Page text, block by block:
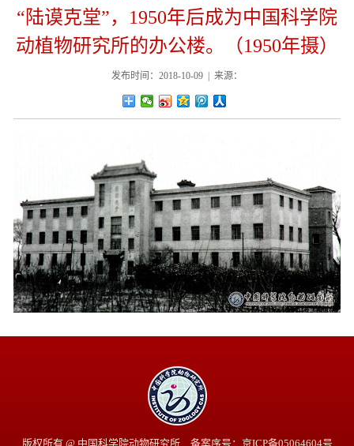
“陆谟克堂”，1950年后成为中国科学院
动植物研究所的办公楼。（1950年摄）
发布时间：2018-10-09 | 来源：
版权所有 @ 中国科学院动物研究所 备案序号：京ICP备05064604号